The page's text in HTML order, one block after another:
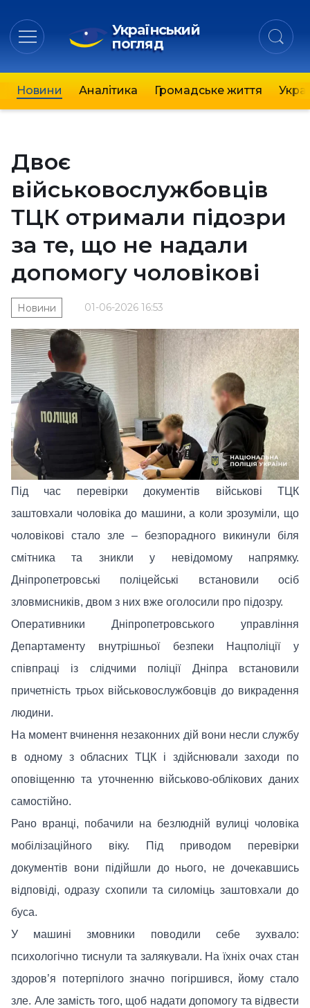
Український
погляд
Новини Аналітика Громадське життя
Двоє
військовослужбовців
ТЦК отримали підозри
за те, що не надали
допомогу чоловікові
01-06-2026 16:53
Новини
Під час перевірки документів військові ТЦК
заштовхали чоловіка до машини, а коли зрозуміли, що
чоловікові стало зле – безпорадного викинули біля
смітника та зникли у невідомому напрямку.
Дніпропетровські поліцейські встановили осіб
зловмисників, двом з них вже оголосили про підозру.
Оперативники Дніпропетровського управління
Департаменту внутрішньої безпеки Нацполіції у
співпраці із слідчими поліції Дніпра встановили
причетність трьох військовослужбовців до викрадення
людини.
На момент вчинення незаконних дій вони несли службу
в одному з обласних ТЦК і здійснювали заходи по
оповіщенню та уточненню військово-облікових даних
самостійно.
Рано вранці, побачили на безлюдній вулиці чоловіка
мобілізаційного віку. Під приводом перевірки
документів вони підійшли до нього, не дочекавшись
відповіді, одразу схопили та силоміць заштовхали до
буса.
У машині змовники поводили себе зухвало:
психологічно тиснули та залякували. На їхніх очах стан
здоров’я потерпілого значно погіршився, йому стало
зле. Але замість того, щоб надати допомогу та відвести